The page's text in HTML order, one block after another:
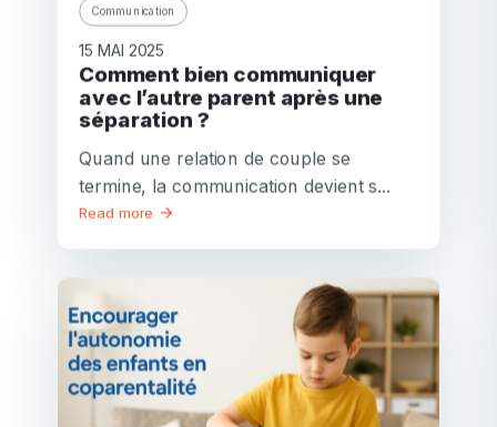
Communication
15 MAI 2025
Comment bien communiquer
avec l’autre parent après une
séparation ?
Quand une relation de couple se
termine, la communication devient s...
Read more